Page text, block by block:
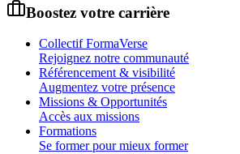
Boostez votre carrière
Collectif FormaVerse
Rejoignez notre communauté
Référencement & visibilité
Augmentez votre présence
Missions & Opportunités
Accès aux missions
Formations
Se former pour mieux former